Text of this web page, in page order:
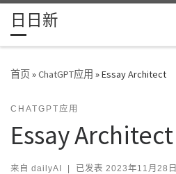
Skip to content
日日新
首页»ChatGPT应用 »Essay Architect
CHATGPT应用
Essay Architect
来自 dailyAI | 已发表 2023年11月28日